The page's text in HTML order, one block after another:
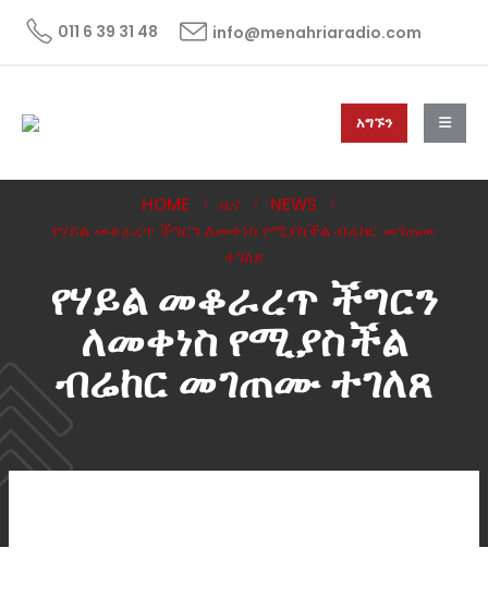
011 6 39 31 48 info@menahriaradio.com
አግኙን
HOME ዜና
NEWS
የሃይል መቆራረጥ ችግርን ለመቀነስ የሚያስችል ብሬከር መገጠሙ
ተገለጸ
የሃይል መቆራረጥ ችግርን
ለመቀነስ የሚያስችል
ብሬከር መገጠሙ ተገለጸ